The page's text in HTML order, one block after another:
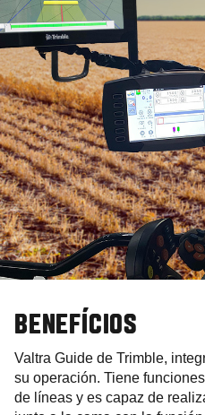
BENEFÍCIOS
Valtra Guide de Trimble,
su operación. Tiene
de líneas y es capaz de